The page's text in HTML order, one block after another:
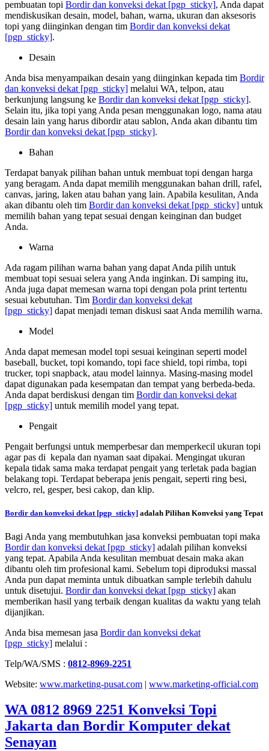
pembuatan topi Bordir dan konveksi dekat [pgp_sticky], Anda dapat
mendiskusikan desain, model, bahan, warna, ukuran dan aksesoris
topi yang diinginkan dengan tim Bordir dan konveksi dekat
[pgp_sticky].
Desain
Anda bisa menyampaikan desain yang diinginkan kepada tim Bordir
dan konveksi dekat [pgp_sticky] melalui WA, telpon, atau
berkunjung langsung ke Bordir dan konveksi dekat [pgp_sticky].
Selain itu, jika topi yang Anda pesan menggunakan logo, nama atau
desain lain yang harus dibordir atau sablon, Anda akan dibantu tim
Bordir dan konveksi dekat [pgp_sticky].
Bahan
Terdapat banyak pilihan bahan untuk membuat topi dengan harga
yang beragam. Anda dapat memilih menggunakan bahan drill, rafel,
canvas, jaring, laken atau bahan yang lain. Apabila kesulitan, Anda
akan dibantu oleh tim Bordir dan konveksi dekat [pgp_sticky] untuk
memilih bahan yang tepat sesuai dengan keinginan dan budget
Anda.
Warna
Ada ragam pilihan warna bahan yang dapat Anda pilih untuk
membuat topi sesuai selera yang Anda inginkan. Di samping itu,
Anda juga dapat memesan warna topi dengan pola print tertentu
sesuai kebutuhan. Tim Bordir dan konveksi dekat
[pgp_sticky] dapat menjadi teman diskusi saat Anda memilih warna.
Model
Anda dapat memesan model topi sesuai keinginan seperti model
baseball, bucket, topi komando, topi face shield, topi rimba, topi
trucker, topi snapback, atau model lainnya. Masing-masing model
dapat digunakan pada kesempatan dan tempat yang berbeda-beda.
Anda dapat berdiskusi dengan tim Bordir dan konveksi dekat
[pgp_sticky] untuk memilih model yang tepat.
Pengait
Pengait berfungsi untuk memperbesar dan memperkecil ukuran topi
agar pas di kepala dan nyaman saat dipakai. Mengingat ukuran
kepala tidak sama maka terdapat pengait yang terletak pada bagian
belakang topi. Terdapat beberapa jenis pengait, seperti ring besi,
velcro, rel, gesper, besi cakop, dan klip.
Bordir dan konveksi dekat [pgp_sticky] adalah Pilihan Konveksi yang Tepat
Bagi Anda yang membutuhkan jasa konveksi pembuatan topi maka
Bordir dan konveksi dekat [pgp_sticky] adalah pilihan konveksi
yang tepat. Apabila Anda kesulitan membuat desain maka akan
dibantu oleh tim profesional kami. Sebelum topi diproduksi massal
Anda pun dapat meminta untuk dibuatkan sample terlebih dahulu
untuk disetujui. Bordir dan konveksi dekat [pgp_sticky] akan
memberikan hasil yang terbaik dengan kualitas da waktu yang telah
dijanjikan.
Anda bisa memesan jasa Bordir dan konveksi dekat
[pgp_sticky] melalui :
Telp/WA/SMS : 0812-8969-2251
Website: www.marketing-pusat.com | www.marketing-official.com
WA 0812 8969 2251 Konveksi Topi
Jakarta dan Bordir Komputer dekat
Senayan